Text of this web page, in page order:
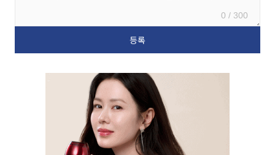
0 / 300